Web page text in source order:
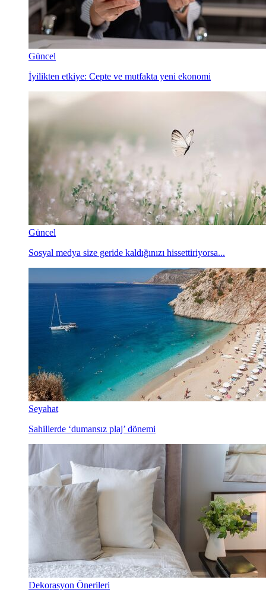
Güncel
İyilikten etkiye: Cepte ve mutfakta yeni ekonomi
Güncel
Sosyal medya size geride kaldığınızı hissettiriyorsa...
Seyahat
Sahillerde ‘dumansız plaj’ dönemi
Dekorasyon Önerileri